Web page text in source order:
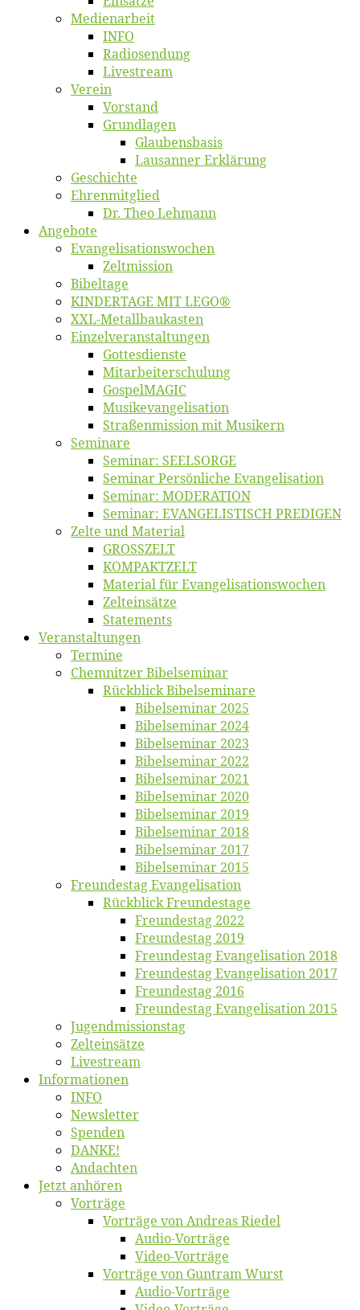
Me­di­en­ar­beit
INFO
Ra­dio­sen­dung
Live­stream
Ver­ein
Vor­stand
Grund­la­gen
Glaubens­ba­sis
Lausan­ner Erklärung
Ge­schich­te
Eh­ren­mit­glied
Dr. Theo Lehmann
An­ge­bo­te
Evangelisa­tions­wo­chen
Zelt­mis­si­on
Bi­bel­ta­ge
KINDERTAGE MIT LEGO®
XXL-Me­­tal­l­­bau­­kas­­ten
Einzelver­an­stal­tungen
Got­tes­diens­te
Mitarbeiter­schulung
Gos­pel­MA­GIC
Musikevan­ge­li­sa­tion
Straßenmis­sion mit Musikern
Se­mi­na­re
Se­mi­nar: SEELSORGE
Se­mi­nar Per­sön­li­che Evangelisation
Se­mi­nar: MODERATION
Se­mi­nar: EVANGELISTISCH PREDIGEN
Zel­te und Material
GROSSZELT
KOMPAKTZELT
Ma­te­ri­al für Evangelisationswochen
Zelt­ein­sät­ze
State­ments
Ver­an­stal­tun­gen
Ter­mi­ne
Chemnit­zer Bibelseminar
Rück­blick Bibelseminare
Bi­bel­se­mi­nar 2025
Bi­bel­se­mi­nar 2024
Bi­bel­se­mi­nar 2023
Bi­bel­se­mi­nar 2022
Bi­bel­se­mi­nar 2021
Bi­bel­se­mi­nar 2020
Bi­bel­se­mi­nar 2019
Bi­bel­se­mi­nar 2018
Bibelsemi­nar 2017
Bibelsemi­nar 2015
Freun­des­tag Evangelisation
Rück­blick Freundestage
Freun­des­tag 2022
Freun­des­tag 2019
Freun­des­tag Evan­ge­li­sa­ti­on 2018
Freun­des­tag Evan­ge­li­sa­ti­on 2017
Freun­des­tag 2016
Freun­des­tag Evan­ge­li­sa­ti­on 2015
Jugend­mis­sions­tag
Zelt­ein­sät­ze
Live­stream
Informatio­nen
INFO
News­let­ter
Spen­den
DANKE!
An­dach­ten
Jetzt an­hö­ren
Vor­trä­ge
Vor­trä­ge von An­dre­as Riedel
Au­dio-Vor­trä­ge
Vi­deo-Vor­trä­ge
Vor­trä­ge von Gun­tram Wurst
Au­dio-Vor­trä­ge